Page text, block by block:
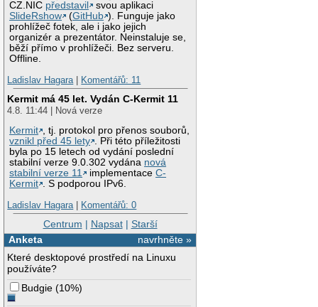
CZ.NIC představil
svou aplikaci
SlideRshow
(GitHub ). Funguje jako
prohlížeč fotek, ale i jako jejich
organizér a prezentátor. Neinstaluje se,
běží přímo v prohlížeči. Bez serveru.
Offline.
Ladislav Hagara| Komentářů: 11
Kermit má 45 let. Vydán C-Kermit 11
4.8. 11:44 | Nová verze
Kermit , tj. protokol pro přenos souborů,
vznikl před 45 lety . Při této příležitosti
byla po 15 letech od vydání poslední
stabilní verze 9.0.302 vydána nová
stabilní verze 11
implementaceC-
Kermit . S podporou IPv6.
Ladislav Hagara| Komentářů: 0
Centrum | Napsat| Starší
navrhněte »
Anketa
Které desktopové prostředí na Linuxu
používáte?
Budgie (10%)